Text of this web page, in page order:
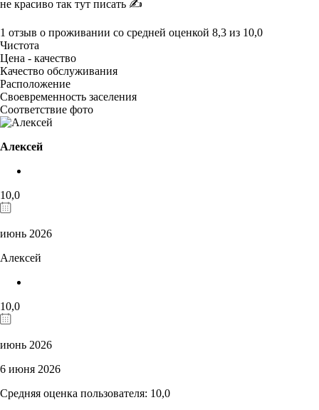
не красиво так тут писать ✍️
1 отзыв о проживании со средней оценкой 8,3 из 10,0
Чистота
Цена - качество
Качество обслуживания
Расположение
Своевременность заселения
Соответствие фото
Алексей
10,0
июнь 2026
Алексей
10,0
июнь 2026
6 июня 2026
Средняя оценка пользователя: 10,0